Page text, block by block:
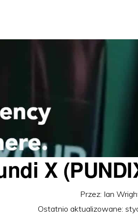
X
Przez: Ian
Ostatnio aktualizowane: